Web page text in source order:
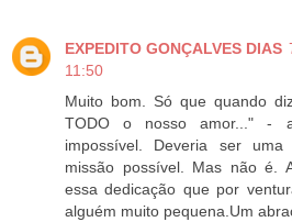
EXPEDITO GONÇALVES DIAS
11:50
Muito bom. Só que quando
TODO o nosso amor..." -
impossível. Deveria ser
missão possível. Mas não é.
essa dedicação que por
alguém muito pequena.Um